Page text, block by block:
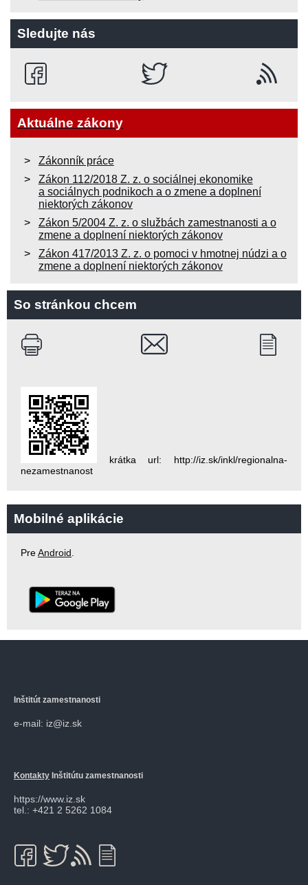
Sledujte nás
Aktuálne zákony
Zákonník práce
Zákon 112/2018 Z. z. o sociálnej ekonomike
a sociálnych podnikoch a o zmene a doplnení
niektorých zákonov
Zákon 5/2004 Z. z. o službách zamestnanosti a o
zmene a doplnení niektorých zákonov
Zákon 417/2013 Z. z. o pomoci v hmotnej núdzi a o
zmene a doplnení niektorých zákonov
So stránkou chcem
krátka url: http://iz.sk/inkl/regionalna-
nezamestnanost
Mobilné aplikácie
PreAndroid.
Inštitút zamestnanosti
e-mail: iz@iz.sk
Kontakty Inštitútu zamestnanosti
https://www.iz.sk
tel.: +421 2 5262 1084